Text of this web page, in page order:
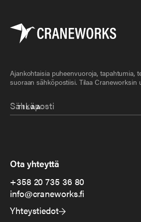
Ajankohtaisia puheenvuoroja, tapahtumia,
suoraan sähköpostiisi. Tilaa Craneworksin
Ota yhteyttä
+358 20 735 36 80
info@craneworks.fi
Yhteystiedot